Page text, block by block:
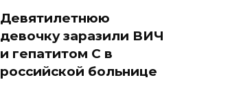
Девятилетнюю
девочку заразили ВИЧ
и гепатитом С в
российской больнице